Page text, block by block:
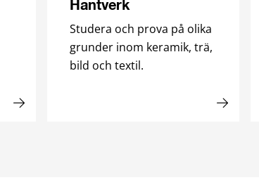
Hantverk
Studera och prova på olika
grunder inom keramik, trä,
bild och textil.